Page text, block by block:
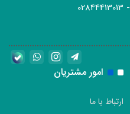
امور مشتریان
ارتباط با ما